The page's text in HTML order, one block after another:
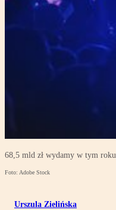
68,5 mld zł wydamy w tym
Foto: Adobe Stock
Urszula Zielińska